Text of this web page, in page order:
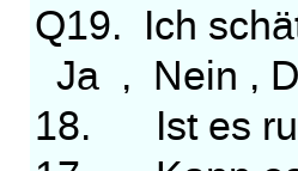
Q19. Ich
Ja , Nein ,
18. Ist es